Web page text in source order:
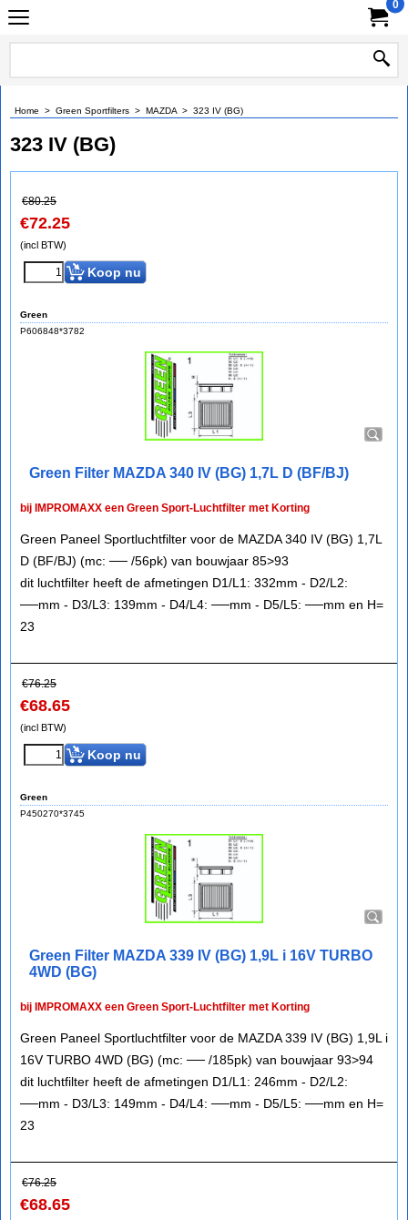
0
Home > Green Sportfilters > MAZDA > 323 IV (BG)
323 IV (BG)
€80.25
€72.25
(incl BTW)
Koop nu
Green
P606848*3782
Green Filter MAZDA 340 IV (BG) 1,7L D (BF/BJ)
bij IMPROMAXX een Green Sport-Luchtfilter met Korting
Green Paneel Sportluchtfilter voor de MAZDA 340 IV (BG) 1,7L
D (BF/BJ) (mc: ── /56pk) van bouwjaar 85>93
dit luchtfilter heeft de afmetingen D1/L1: 332mm - D2/L2:
──mm - D3/L3: 139mm - D4/L4: ──mm - D5/L5: ──mm en H=
23
€76.25
€68.65
(incl BTW)
Koop nu
Green
P450270*3745
Green Filter MAZDA 339 IV (BG) 1,9L i 16V TURBO
4WD (BG)
bij IMPROMAXX een Green Sport-Luchtfilter met Korting
Green Paneel Sportluchtfilter voor de MAZDA 339 IV (BG) 1,9L i
16V TURBO 4WD (BG) (mc: ── /185pk) van bouwjaar 93>94
dit luchtfilter heeft de afmetingen D1/L1: 246mm - D2/L2:
──mm - D3/L3: 149mm - D4/L4: ──mm - D5/L5: ──mm en H=
23
€76.25
€68.65